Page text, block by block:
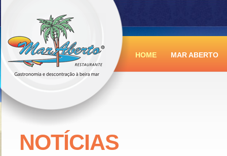
HOME MAR ABERTO
NOTÍCIAS